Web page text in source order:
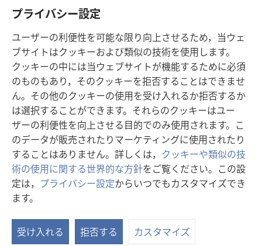
プライバシー設定
ユーザーの利便性を可能な限り向上させるため，当ウェ
ブサイトはクッキーおよび類似の技術を使用します。
クッキーの中には当ウェブサイトが機能するために必須
のものもあり，そのクッキーを拒否することはできませ
ん。その他のクッキーの使用を受け入れるか拒否するか
は選択することができます。それらのクッキーはユー
ザーの利便性を向上させる目的でのみ使用されます。こ
のデータが販売されたりマーケティングに使用されたり
することはありません。詳しくは， クッキーや類似の技
術の使用に関する世界的な方針をご覧ください。この設
定は， プライバシー設定からいつでもカスタマイズでき
ます。
受け入れる 拒否する カスタマイズ
寄付
し
い
タ
ブ
で
開
く）
ものみの塔 オンライン・ライブラリー
（新
し
い
タ
ブ
で
開
く）
JW Hub ®
（新
し
い
タ
ブ
で
開
く）
JW Library ®
Watchtower Library®
Copyright
利用規約